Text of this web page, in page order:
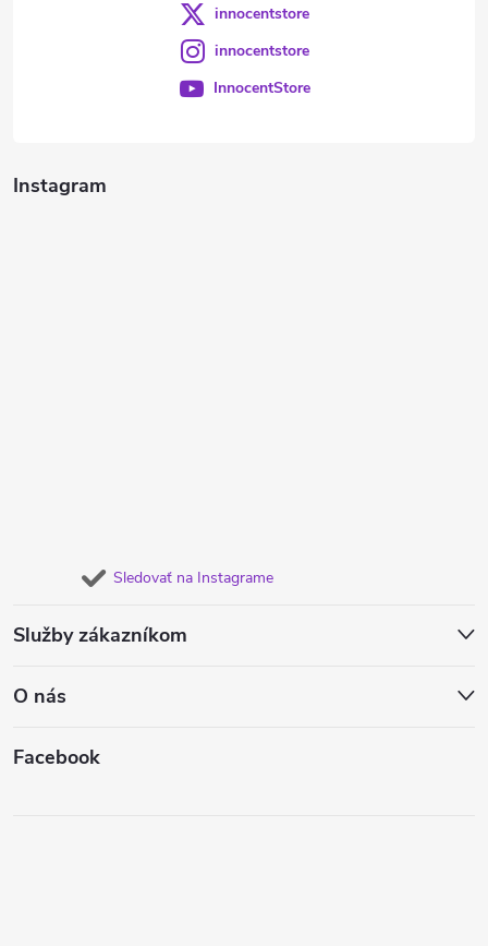
Instagram
Sledovať na Instagrame
Služby zákazníkom
O nás
Facebook
innocentstore
innocentstore
InnocentStore